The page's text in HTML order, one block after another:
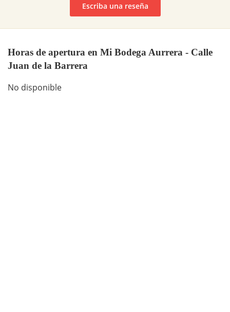
Escriba una reseña
Horas de apertura en Mi Bodega Aurrera - Calle
Juan de la Barrera
No disponible